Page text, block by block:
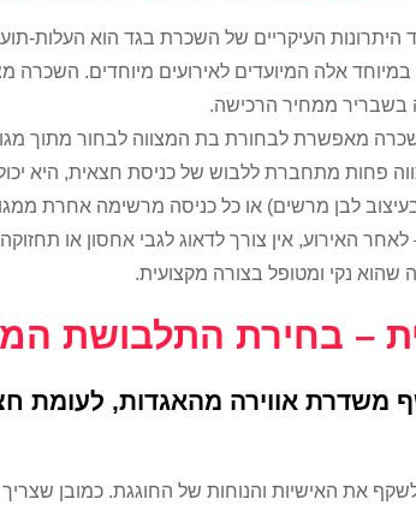
העיקריים של השכרת בגד הוא העלות-
במיוחד אלה המיועדים לאירועים מיוחדים. השכרה
בשבריר ממחיר הרכישה.
מאפשרת לבחורת בת המצווה לבחור מתוך
פחות מתחברת ללבוש של כניסת חצאית, היא
לבן מרשים) או כל כניסה מרשימה אחרת
לאחר האירוע, אין צורך לדאוג לגבי אחסון או
נקי ומטופל בצורה מקצועית.
– בחירת התלבושת
משדרת אווירה מהאגדות, לעומת
את האישיות והנוחות של החוגגת. כמובן